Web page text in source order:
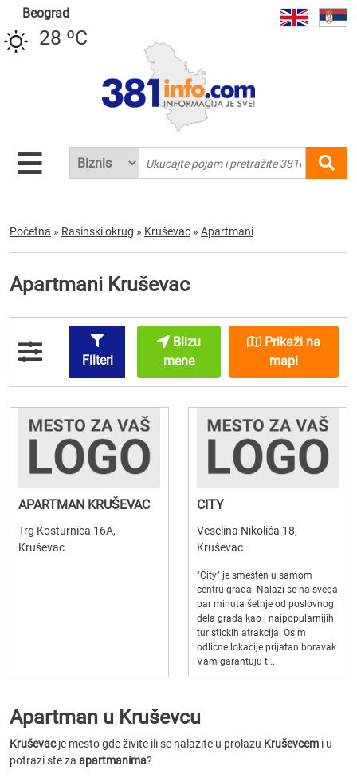
Beograd
28 ºC
Početna » Rasinski okrug » Kruševac » Apartmani
Apartmani Kruševac
Filteri
Blizu
mene
Prikaži na
mapi
APARTMAN KRUŠEVAC
Trg Kosturnica 16A,
Kruševac
CITY
Veselina Nikolića 18,
Kruševac
"City" je smešten u samom
centru grada. Nalazi se na svega
par minuta šetnje od poslovnog
dela grada kao i najpopularnijih
turistickih atrakcija. Osim
odlicne lokacije prijatan boravak
Vam garantuju t...
Apartman u Kruševcu
Kruševacje mesto gde živite ili se nalazite u prolazu Kruševcem i u
potrazi ste za apartmanima?